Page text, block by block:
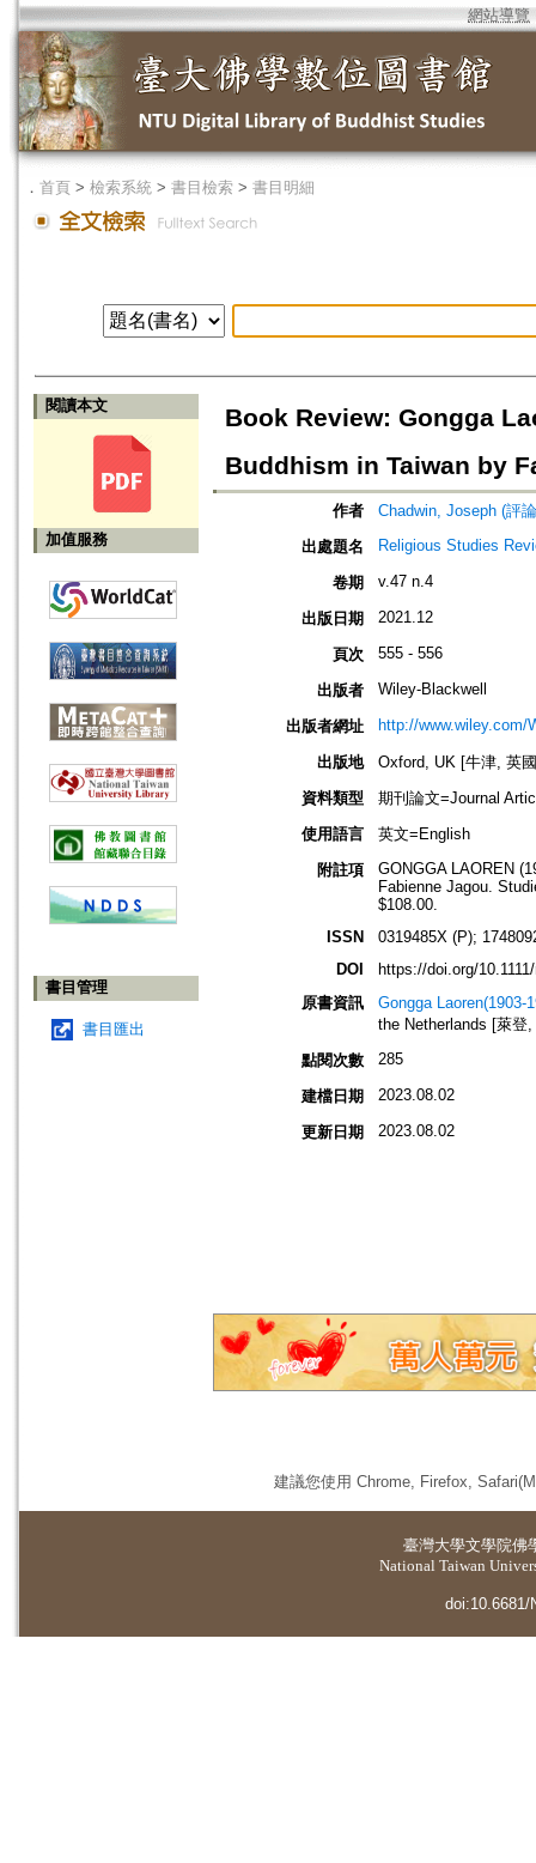
網站導覽
． 首頁 > 檢索系統 > 書目檢索 > 書目明細
閱讀本文
加值服務
書目管理
書目匯出
Book Review: Gongga
Buddhism in Taiwan by
作者
Chadwin, Joseph (評
出處題名
Religious Studies
卷期 v.47 n.4
出版日期 2021.12
頁次 555 - 556
出版者 Wiley-Blackwell
出版者網址 http://www.wiley.com/
出版地
Oxford, UK [牛津, 英
資料類型
期刊論文=Journal
使用語言
英文=English
附註項
GONGGA LAOREN
Fabienne Jagou.
$108.00.
ISSN
0319485X (P);
DOI
https://doi.org/
原書資訊
Gongga Laoren(1903-
the Netherlands [萊登
點閱次數
285
建檔日期 2023.08.02
更新日期 2023.08.02
建議您使用 Chrome, Firefox,
臺灣大學文學院佛
National Taiwan
doi:10.6681/